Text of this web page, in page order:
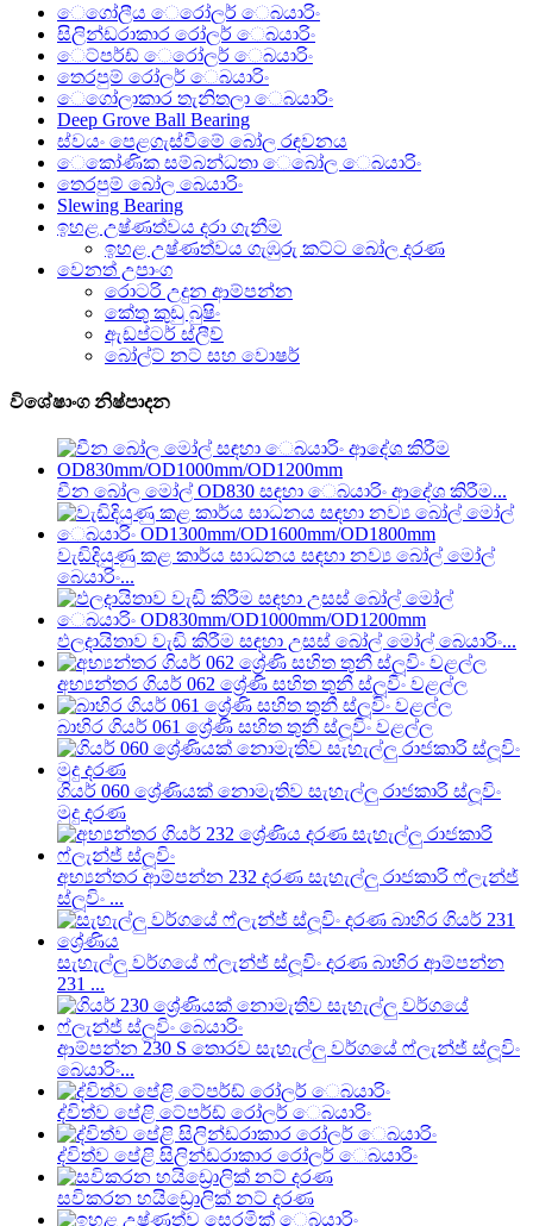
ෙගෝලීය ෙරෝලර් ෙබයාරිං
සිලින්ඩරාකාර රෝලර් ෙබයාරිං
ෙට්පර්ඩ් ෙරෝලර් ෙබයාරිං
තෙරපුම් රෝලර් ෙබයාරිං
ෙගෝලාකාර තැනිතලා ෙබයාරිං
Deep Grove Ball Bearing
ස්වයං පෙළගැස්වීමේ බෝල රඳවනය
ෙකෝණික සම්බන්ධතා ෙබෝල ෙබයාරිං
තෙරපුම් බෝල බෙයාරිං
Slewing Bearing
ඉහළ උෂ්ණත්වය දරා ගැනීම
ඉහළ උෂ්ණත්වය ගැඹුරු කට්ට බෝල දරණ
වෙනත් උපාංග
රොටරි උදුන ආම්පන්න
කේතු කුඩු බුෂිං
ඇඩප්ටර් ස්ලීව්
බෝල්ට් නට් සහ වොෂර්
විශේෂාංග නිෂ්පාදන
චීන බෝල මෝල් OD830 සඳහා ෙබයාරිං ආදේශ කිරීම...
වැඩිදියුණු කළ කාර්ය සාධනය සඳහා නව්‍ය බෝල් මෝල්
බෙයාරිං...
ඵලදායිතාව වැඩි කිරීම සඳහා උසස් බෝල් මෝල් බෙයාරිං...
අභ්‍යන්තර ගියර් 062 ශ්‍රේණි සහිත තුනී ස්ලූවිං වළල්ල
බාහිර ගියර් 061 ශ්‍රේණි සහිත තුනී ස්ලූවිං වළල්ල
ගියර් 060 ශ්‍රේණියක් නොමැතිව සැහැල්ලු රාජකාරි ස්ලූවිං
මුදු දරණ
අභ්‍යන්තර ආම්පන්න 232 දරණ සැහැල්ලු රාජකාරි ෆ්ලැන්ජ්
ස්ලූවිං ...
සැහැල්ලු වර්ගයේ ෆ්ලැන්ජ් ස්ලූවිං දරණ බාහිර ආම්පන්න
231 ...
ආම්පන්න 230 S තොරව සැහැල්ලු වර්ගයේ ෆ්ලැන්ජ් ස්ලූවිං
බෙයාරිං...
ද්විත්ව පේළි ටේපර්ඩ් රෝලර් ෙබයාරිං
ද්විත්ව පේළි සිලින්ඩරාකාර රෝලර් ෙබයාරිං
සවිකරන හයිඩ්‍රොලික් නට් දරණ